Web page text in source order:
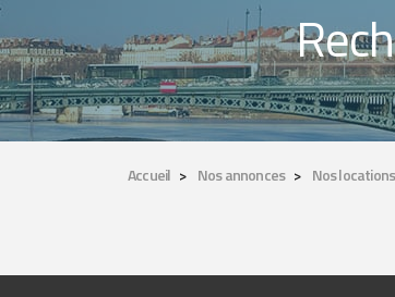
Accueil Nos annonces Nos locations